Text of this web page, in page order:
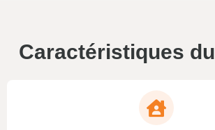
Caractéristiques du